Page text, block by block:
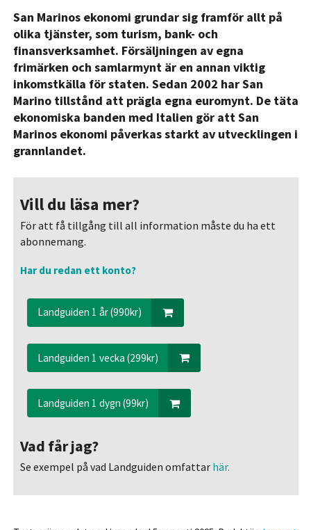
San Marinos ekonomi grundar sig framför allt på
olika tjänster, som turism, bank- och
finansverksamhet. Försäljningen av egna
frimärken och samlarmynt är en annan viktig
inkomstkälla för staten. Sedan 2002 har San
Marino tillstånd att prägla egna euromynt. De täta
ekonomiska banden med Italien gör att San
Marinos ekonomi påverkas starkt av utvecklingen i
grannlandet.
Vill du läsa mer?
För att få tillgång till all information måste du ha ett
abonnemang.
Har du redan ett konto?
Landguiden 1 år (990kr)
Landguiden 1 vecka (299kr)
Landguiden 1 dygn (99kr)
Vad får jag?
Se exempel på vad Landguiden omfattarhär.